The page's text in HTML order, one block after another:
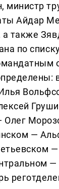
министр
Айдар
также
по
—